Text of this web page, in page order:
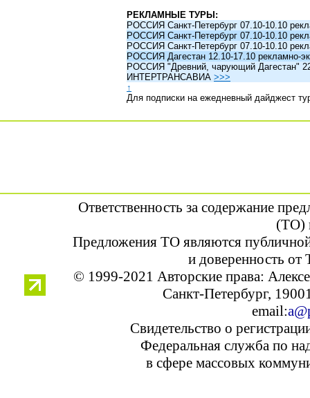
РЕКЛАМНЫЕ ТУРЫ:
РОССИЯ Санкт-Петербург 07.10-10.10
РОССИЯ Санкт-Петербург 07.10-10.10
РОССИЯ Санкт-Петербург 07.10-10.10
РОССИЯ Дагестан 12.10-17.10 рекламно-
РОССИЯ "Древний, чарующий Дагестан"
ИНТЕРТРАНСАВИА >>>
↑
Для подписки на ежедневный дайджест
Ответственность за содержание
(ТО)
Предложения ТО являются
и доверенность от
© 1999-2021 Авторские права:
Санкт-Петербург,
email:
Свидетельство о
Федеральная служба по
в сфере массовых